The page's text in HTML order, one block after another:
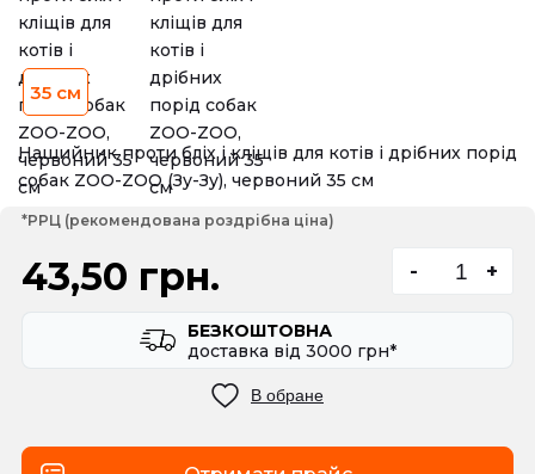
35 см
Нашийник проти бліх і кліщів для котів і дрібних порід
собак ZOO-ZOO (Зу-Зу), червоний 35 см
43,50 грн. - +
*РРЦ (рекомендована роздрібна ціна)
БЕЗКОШТОВНА
доставка вiд 3000 грн*
В обране